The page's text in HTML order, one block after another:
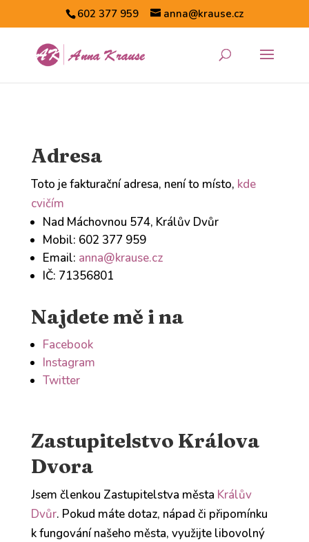
602 377 959 anna@krause.cz
Adresa
Toto je fakturační adresa, není to místo, kde
cvičím
Nad Máchovnou 574, Králův Dvůr
Mobil: 602 377 959
Email: anna@krause.cz
IČ: 71356801
Najdete mě i na
Facebook
Instagram
Twitter
Zastupitelstvo Králova
Dvora
Jsem členkou Zastupitelstva města Králův
Dvůr. Pokud máte dotaz, nápad či připomínku
k fungování našeho města, využijte libovolný